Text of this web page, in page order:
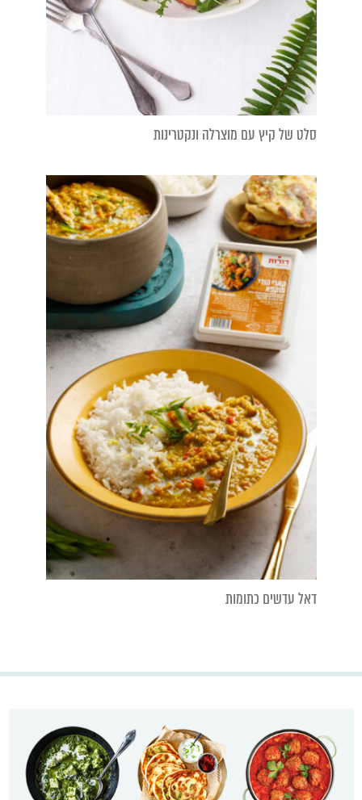
סלט של קיץ עם מוצרלה ונקטרינות
דאל עדשים כתומות